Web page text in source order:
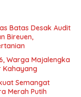
Batas Desak Audit
Bireuen,
Warga Majalengka
Kahayang
Semangat
Merah Putih